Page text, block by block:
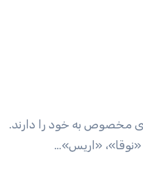
مخصوص به خود را دارند.
«نوقا»، «اریس»…